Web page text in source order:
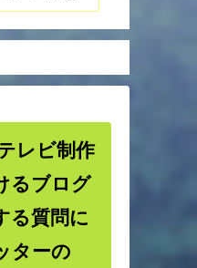
レビ制作
るブログ
る質問に
ターの